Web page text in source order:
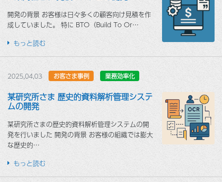
開発の背景 お客様は日々多くの顧客向け見積を作
成していました。 特に BTO（Build To Or…
もっと読む
2025,04,03 お客さま事例 業務効率化
某研究所さま 歴史的資料解析管理システ
ムの開発
某研究所さまの歴史的資料解析管理システムの開
発を行いました 開発の背景 お客様の組織では膨大
な歴史的…
もっと読む